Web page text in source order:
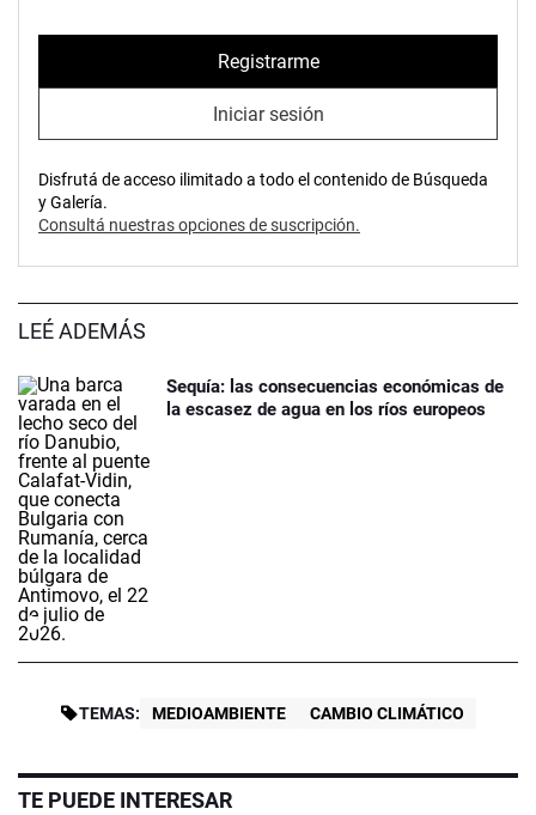
Registrarme
Iniciar sesión
Disfrutá de acceso ilimitado a todo el contenido de Búsqueda
y Galería.
Consultá nuestras opciones de suscripción.
LEÉ ADEMÁS
Sequía: las consecuencias económicas de
la escasez de agua en los ríos europeos
TEMAS: MEDIOAMBIENTE CAMBIO CLIMÁTICO
TE PUEDE INTERESAR